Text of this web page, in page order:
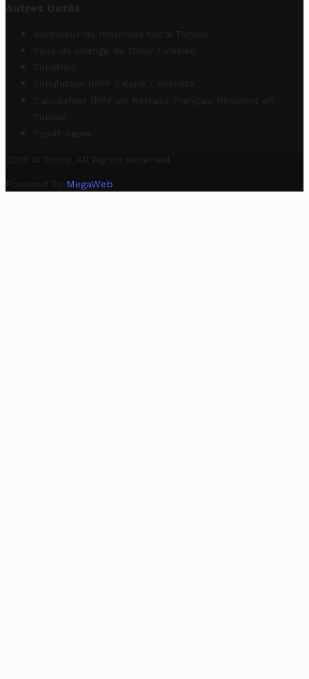
Autres Outils
Validateur de matricule fiscal Tunisie
Taux de change de Dinar Tunisien
TuniRIBs
Simulateur IRPP Salarié / Retraité
Calculateur IRPP de Retraité Français Résident en
Tunisie
Trovit News
2025 © Trovit. All Rights Reserved.
Powered By MegaWeb